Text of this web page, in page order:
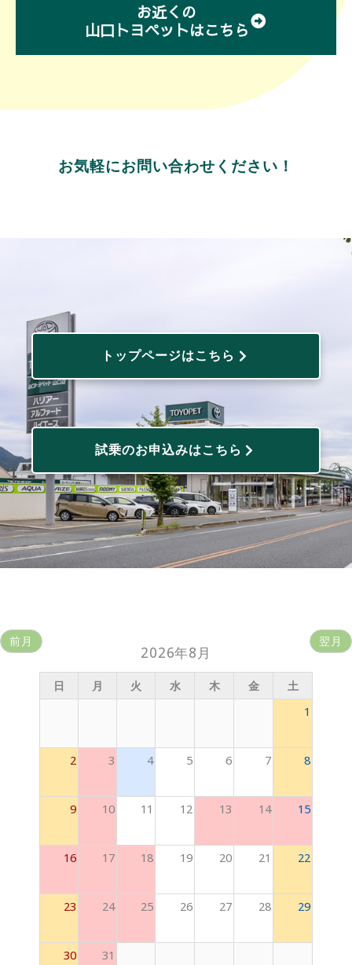
お近くの
山口トヨペットはこちら
お気軽にお問い合わせください！
トップページはこちら
試乗のお申込みはこちら
前月 翌月
2026年8月
日 月 火 水 木 金 土
1
2 3 4 5 6 7 8
9 10 11 12 13 14 15
16 17 18 19 20 21 22
23 24 25 26 27 28 29
30 31